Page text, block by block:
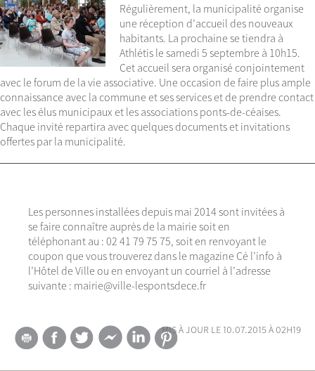
Régulièrement, la municipalité organise
une réception d’accueil des nouveaux
habitants. La prochaine se tiendra à
Athlétis le samedi 5 septembre à 10h15.
Cet accueil sera organisé conjointement
avec le forum de la vie associative. Une occasion de faire plus ample
connaissance avec la commune et ses services et de prendre contact
avec les élus municipaux et les associations ponts-de-céaises.
Chaque invité repartira avec quelques documents et invitations
offertes par la municipalité.
Les personnes installées depuis mai 2014 sont invitées à
se faire connaître auprès de la mairie soit en
téléphonant au : 02 41 79 75 75, soit en renvoyant le
coupon que vous trouverez dans le magazine Cé l’info à
l’Hôtel de Ville ou en envoyant un courriel à l’adresse
suivante : mairie@ville-lespontsdece.fr
mis à jour le 10.07.2015 à 02h19